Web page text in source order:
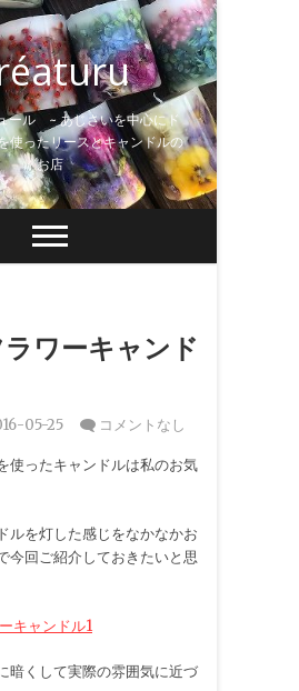
ール ~ あじさいを中心にド
使ったリースとキャンドルの
お店
ラワーキャンド
05-25 コメントなし
使ったキャンドルは私のお気
ルを灯した感じをなかなかお
今回ご紹介しておきたいと思
暗くして実際の雰囲気に近づ